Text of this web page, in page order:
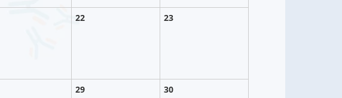
22 23
29 30